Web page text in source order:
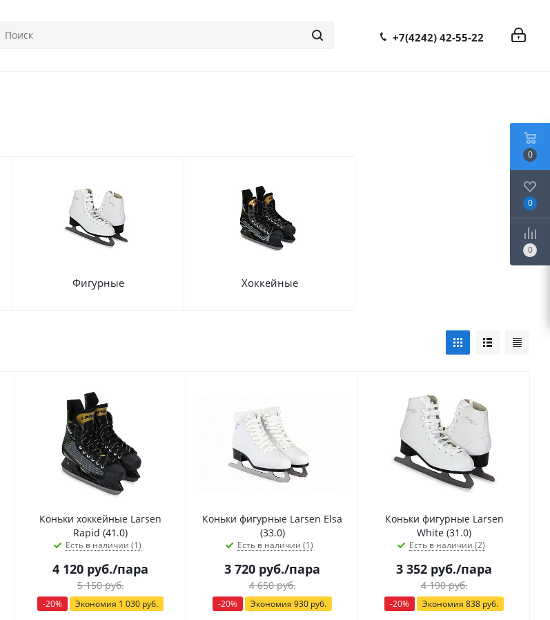
+7(4242) 42-55-22
Фигурные Хоккейные
Коньки хоккейные Larsen
Rapid (41.0)
Есть в наличии (1)
4 120 руб./пара
5 150руб.
-20% Экономия 1 030 руб.
Коньки фигурные Larsen Elsa
(33.0)
Есть в наличии (1)
3 720 руб./пара
4 650руб.
-20% Экономия 930 руб.
Коньки фигурные Larsen
White (31.0)
Есть в наличии (2)
3 352 руб./пара
4 190руб.
-20% Экономия 838 руб.
0
0
0